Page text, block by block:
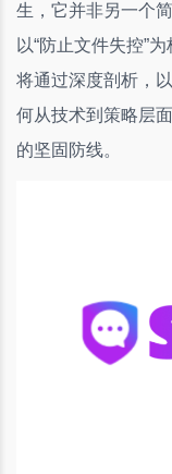
生，它并非另一个
以“防止文件失控”
将通过深度剖析，
何从技术到策略层
的坚固防线。